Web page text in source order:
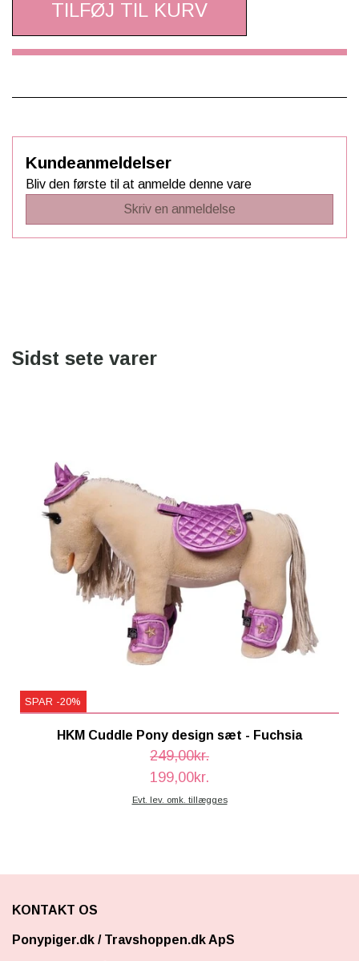
TILFØJ TIL KURV
Kundeanmeldelser
Bliv den første til at anmelde denne vare
Skriv en anmeldelse
Sidst sete varer
SPAR -20%
HKM Cuddle Pony design sæt - Fuchsia
249,00kr.
199,00kr.
Evt. lev. omk. tillægges
KONTAKT OS
Ponypiger.dk / Travshoppen.dk ApS